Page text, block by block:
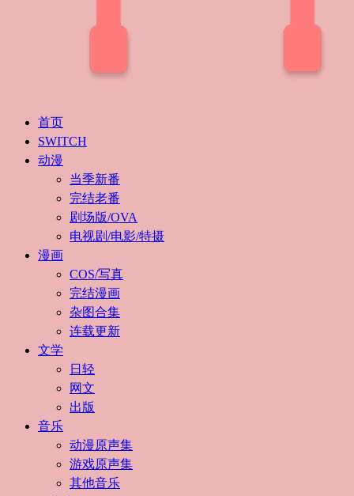
首页
SWITCH
动漫
当季新番
完结老番
剧场版/OVA
电视剧/电影/特摄
漫画
COS/写真
完结漫画
杂图合集
连载更新
文学
日轻
网文
出版
音乐
动漫原声集
游戏原声集
其他音乐